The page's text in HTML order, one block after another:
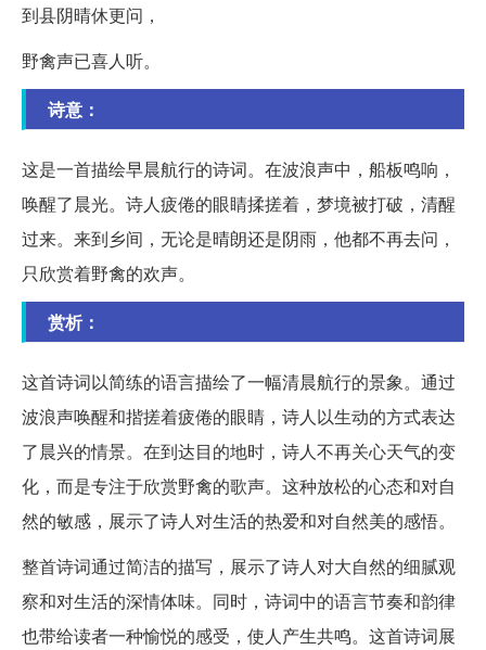
到县阴晴休更问，
野禽声已喜人听。
诗意：
这是一首描绘早晨航行的诗词。在波浪声中，船板鸣响，
唤醒了晨光。诗人疲倦的眼睛揉搓着，梦境被打破，清醒
过来。来到乡间，无论是晴朗还是阴雨，他都不再去问，
只欣赏着野禽的欢声。
赏析：
这首诗词以简练的语言描绘了一幅清晨航行的景象。通过
波浪声唤醒和揩搓着疲倦的眼睛，诗人以生动的方式表达
了晨兴的情景。在到达目的地时，诗人不再关心天气的变
化，而是专注于欣赏野禽的歌声。这种放松的心态和对自
然的敏感，展示了诗人对生活的热爱和对自然美的感悟。
整首诗词通过简洁的描写，展示了诗人对大自然的细腻观
察和对生活的深情体味。同时，诗词中的语言节奏和韵律
也带给读者一种愉悦的感受，使人产生共鸣。这首诗词展